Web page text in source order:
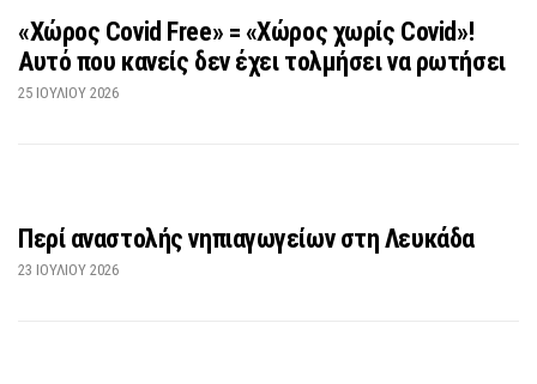
«Χώρος Covid Free» = «Χώρος χωρίς Covid»!
Αυτό που κανείς δεν έχει τολμήσει να ρωτήσει
25 ΙΟΥΛΊΟΥ 2026
Περί αναστολής νηπιαγωγείων στη Λευκάδα
23 ΙΟΥΛΊΟΥ 2026